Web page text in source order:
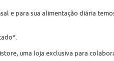
e para sua alimentação diária
uma loja exclusiva para